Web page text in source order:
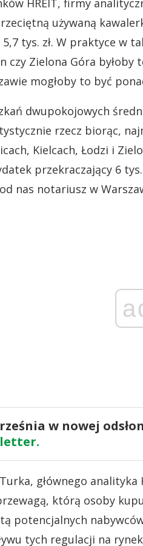
HREIT, firmy
używaną
tys. zł. W praktyce w
czy Zielona Góra byłoby
mogłoby to być
dwupokojowych
rzecz biorąc,
Kielcach, Łodzi i
przekraczający 6
nas notariusz w
w nowej
głównego
którą osoby
potencjalnych
tych regulacji na